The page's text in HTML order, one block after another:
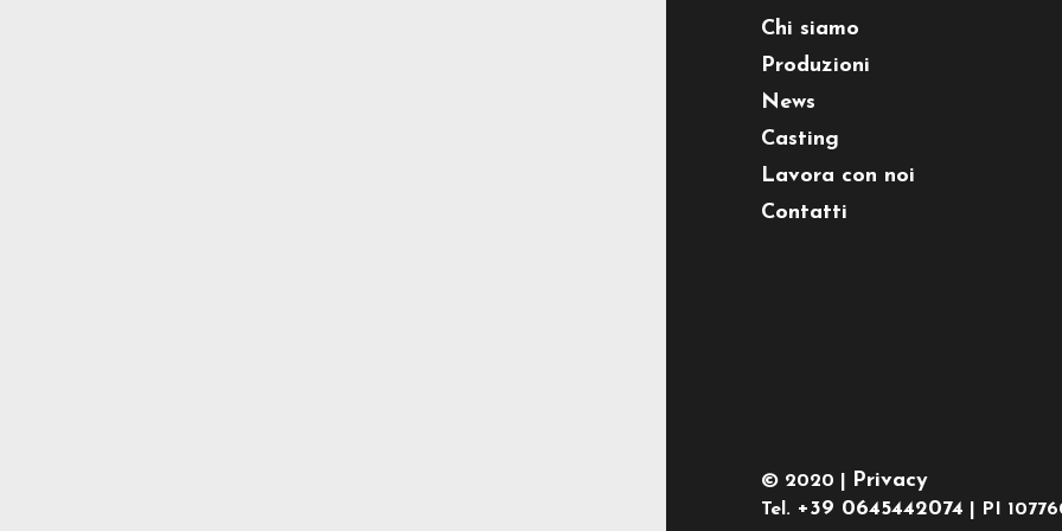
Chi siamo
Produzioni
News
Casting
Lavora con noi
Contatti
© 2020 | Privacy
Tel. +39 0645442074 | PI